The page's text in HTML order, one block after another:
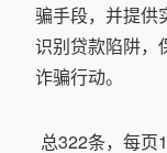
骗手段，并提供
识别贷款陷阱，
诈骗行动。
总322条，每页